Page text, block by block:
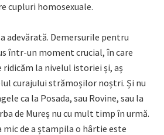
cupluri homosexuale.
adevărată. Demersurile pentru
într-un moment crucial, în care
ridicăm la nivelul istoriei și, aș
curajului strămoșilor noștri. Și nu
ca la Posada, sau Rovine, sau la
de Mureș nu cu mult timp în urmă.
de a ștampila o hârtie este